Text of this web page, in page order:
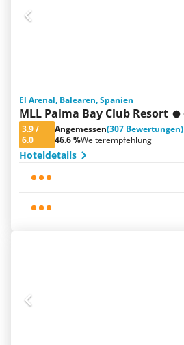
El Arenal, Balearen, Spanien
MLL Palma Bay Club Resort
3.9/
6.0
Angemessen(307 Bewertungen)
46.6 %Weiterempfehlung
Hoteldetails